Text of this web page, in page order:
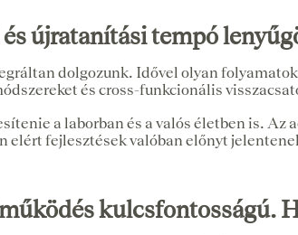
újratanítási tempó
dolgozunk. Idővel olyan
és cross-funkcionális
a laborban és a valós életben is.
elért fejlesztések valóban előnyt
kulcsfontosságú.